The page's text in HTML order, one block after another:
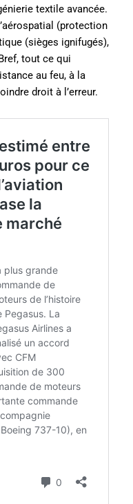
textile avancée.
(protection
(sièges ignifugés),
tout ce qui
au feu, à la
droit à l’erreur.